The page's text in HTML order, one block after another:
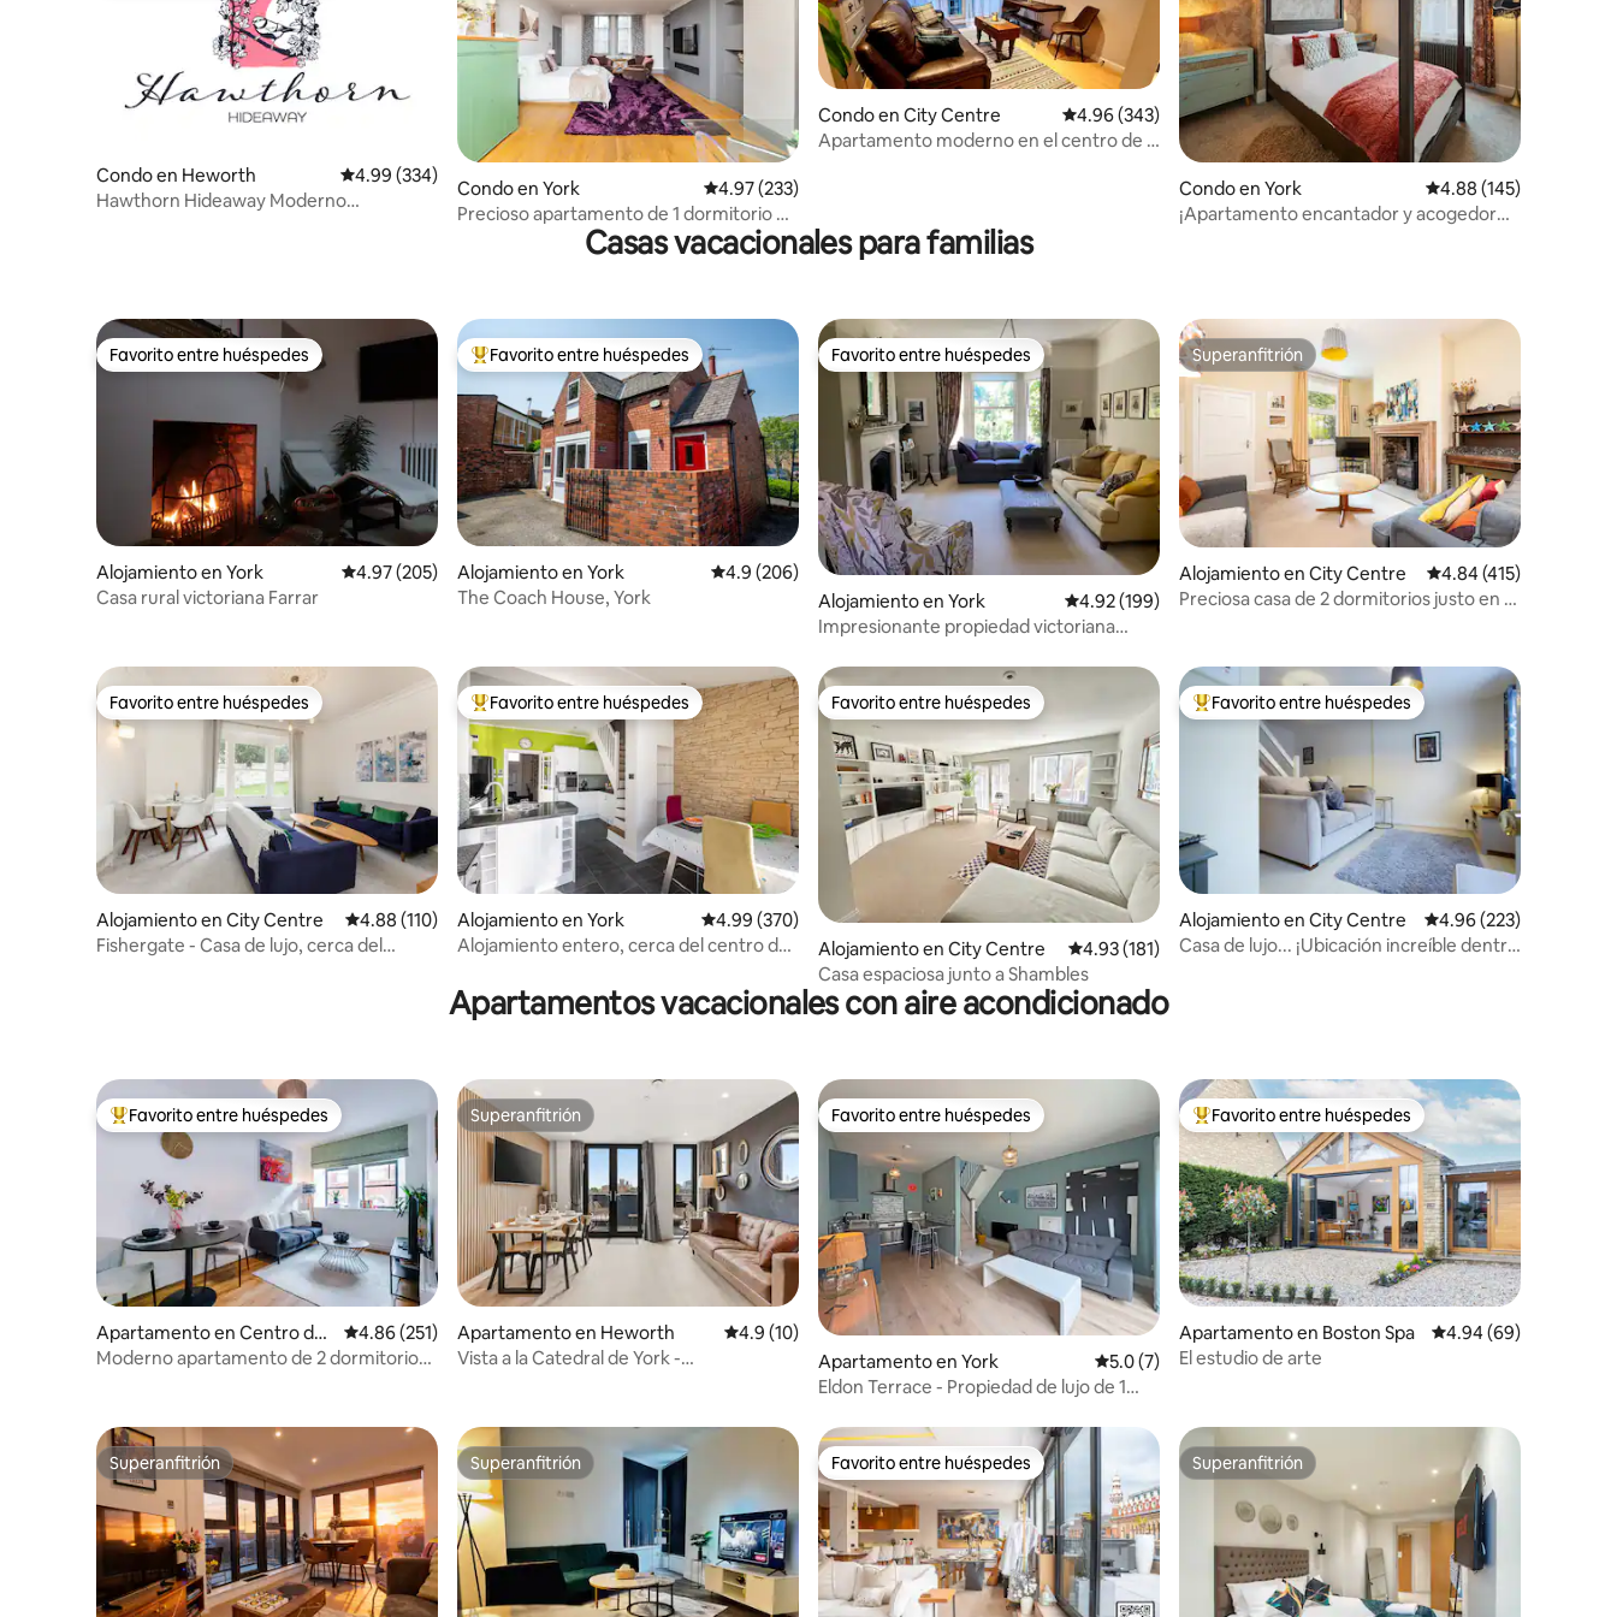
Condo en Heworth Calificación promedio: 4.99 de 5, 334 reseñas
4.99 (334)
Hawthorn Hideaway Moderno
Condo en York Calificación promedio: 4.97 de 5, 233 reseñas
4.97 (233)
Precioso apartamento de 1 dormitorio en
el centro de York
Condo en City Centre Calificación promedio: 4.96 de 5, 343 reseñas
4.96 (343)
Apartamento moderno en el centro de la
Condo en York Calificación promedio:
4.88 (145)
¡Apartamento encantador y acogedor
Casas vacacionales para familias
Favorito entre huéspedes
Favorito entre huéspedes
Alojamiento en York Calificación promedio: 4.97 de 5, 205 reseñas
4.97 (205)
Casa rural victoriana Farrar
Favorito entre huéspedes preferido
Favorito entre huéspedes
Alojamiento en York Calificación promedio: 4.9 de 5, 206 reseñas
4.9 (206)
The Coach House, York
Favorito entre huéspedes
Favorito entre huéspedes
Alojamiento en York Calificación promedio: 4.92 de 5, 199 reseñas
4.92 (199)
Impresionante propiedad victoriana
Superanfitrión
Superanfitrión
Alojamiento en City Centre Calificación promedio:
4.84 (415)
Preciosa casa de 2 dormitorios justo en el
Favorito entre huéspedes
Favorito entre huéspedes
Alojamiento en City Centre Calificación promedio: 4.88 de 5, 110 reseñas
4.88 (110)
Fishergate - Casa de lujo, cerca del
Favorito entre huéspedes preferido
Favorito entre huéspedes
Alojamiento en York Calificación promedio: 4.99 de 5, 370 reseñas
4.99 (370)
Alojamiento entero, cerca del centro de
Favorito entre huéspedes
Favorito entre huéspedes
Alojamiento en City Centre Calificación promedio: 4.93 de 5, 181 reseñas
4.93 (181)
Casa espaciosa junto a Shambles
Favorito entre huéspedes preferido
Favorito entre huéspedes
Alojamiento en City Centre Calificación promedio:
4.96 (223)
Casa de lujo... ¡Ubicación increíble dentro
Apartamentos vacacionales con aire acondicionado
Favorito entre huéspedes preferido
Favorito entre huéspedes
Apartamento en Centro de
Leeds
Calificación promedio: 4.86 de 5, 251 reseñas
4.86 (251)
Moderno apartamento de 2 dormitorios
Superanfitrión
Superanfitrión
Apartamento en Heworth Calificación promedio: 4.9 de 5, 10 reseñas
4.9 (10)
Vista a la Catedral de York -
Favorito entre huéspedes
Favorito entre huéspedes
Apartamento en York Calificación promedio: 5.0 de 5, 7 reseñas
5.0 (7)
Eldon Terrace - Propiedad de lujo de 1
Favorito entre huéspedes preferido
Favorito entre huéspedes
Apartamento en Boston Spa Calificación
4.94 (69)
El estudio de arte
Superanfitrión
Superanfitrión Superanfitrión
Superanfitrión Favorito entre huéspedes
Favorito entre huéspedes Superanfitrión
Superanfitrión